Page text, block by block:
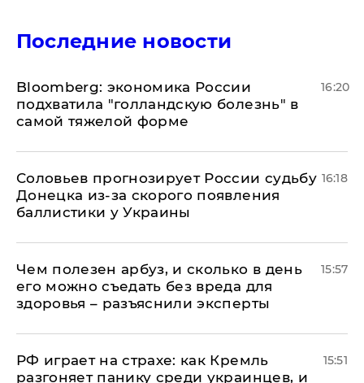
Последние новости
Bloomberg: экономика России
подхватила "голландскую болезнь" в
самой тяжелой форме
16:20
Соловьев прогнозирует России судьбу
Донецка из-за скорого появления
баллистики у Украины
16:18
Чем полезен арбуз, и сколько в день
его можно съедать без вреда для
здоровья – разъяснили эксперты
15:57
РФ играет на страхе: как Кремль
разгоняет панику среди украинцев, и
15:51